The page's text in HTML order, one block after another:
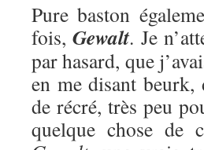
Pure baston
fois,Gewalt. Je
par hasard, que
en me disant beurk,
de récré, très peu
quelque chose de